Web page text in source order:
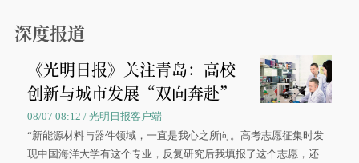
深度报道
《光明日报》关注青岛：高校
创新与城市发展“双向奔赴”
08/07 08:12 / 光明日报客户端
“新能源材料与器件领域，一直是我心之所向。高考志愿征集时发
现中国海洋大学有这个专业，反复研究后我填报了这个志愿，还真